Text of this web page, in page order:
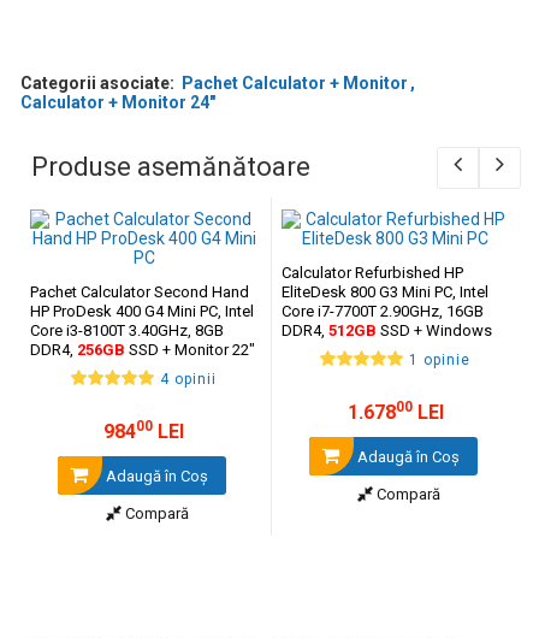
Categorii asociate: Pachet Calculator + Monitor
Calculator + Monitor 24"
Produse asemănătoare
Pachet Calculator Second Hand
HP ProDesk 400 G4 Mini PC, Intel
Core i3-8100T 3.40GHz, 8GB
DDR4, 256GB SSD + Monitor 22"
4 opinii
98400 LEI
Adaugă în Coş
Compară
Calculator Refurbished HP
EliteDesk 800 G3 Mini PC, Intel
Core i7-7700T 2.90GHz, 16GB
DDR4, 512GB SSD + Windows
1 opinie
1.67800LEI
Adaugă în Coş
Compară